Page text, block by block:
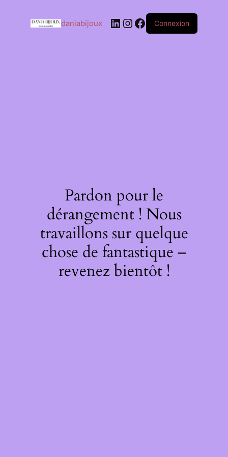
daniabijoux Connexion
Pardon pour le
dérangement ! Nous
travaillons sur quelque
chose de fantastique –
revenez bientôt !